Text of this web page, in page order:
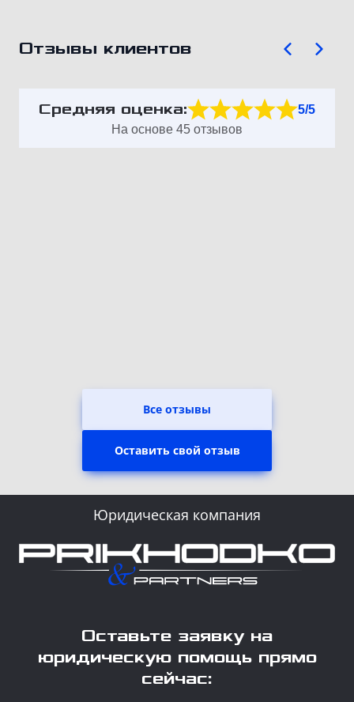
Отзывы клиентов
Средняя оценка:
5/5
На основе 45 отзывов
Все отзывы
Оставить свой отзыв
Юридическая компания
Оставьте заявку на
юридическую помощь прямо
сейчас: